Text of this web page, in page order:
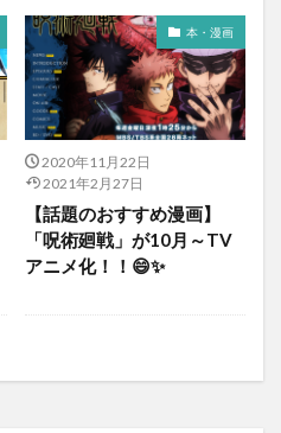
本・漫画
2020年11月22日
2021年2月27日
【話題のおすすめ漫画】
「呪術廻戦」が10月～TV
アニメ化！！😄✨